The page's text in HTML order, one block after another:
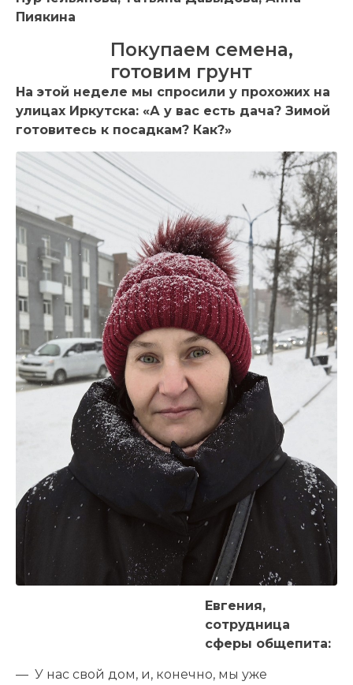
Пиякина
Покупаем семена,
готовим грунт
На этой неделе мы спросили у прохожих на
улицах Иркутска: «А у вас есть дача? Зимой
готовитесь к посадкам? Как?»
Евгения,
сотрудница
сферы общепита:
— У нас свой дом, и, конечно, мы уже